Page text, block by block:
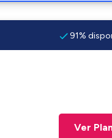
91%
Ver